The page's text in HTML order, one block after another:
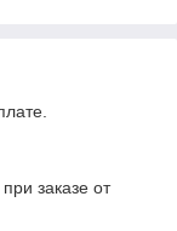
заказе от